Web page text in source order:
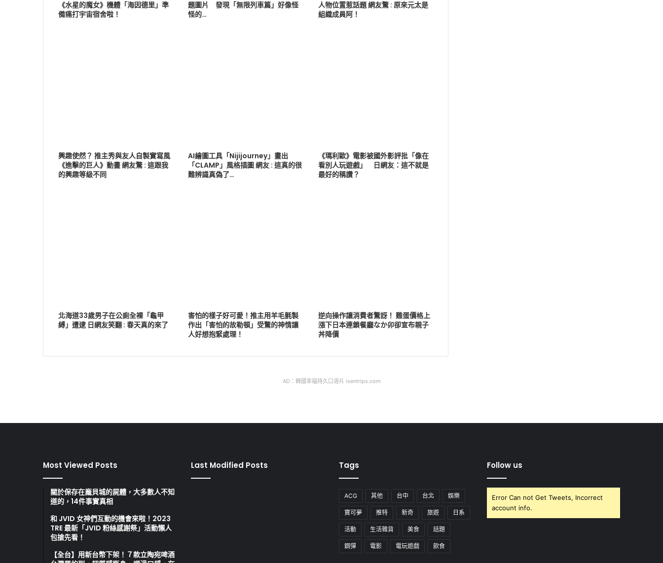
《水星的魔女》機體「海因德里」準
備痛打宇宙宿舍啦！
題圖片 發現「無限列車篇」好像怪
怪的…
人物位置惹話題 網友驚 : 原來元太是
組織成員阿！
興趣使然？ 推主秀與友人自製實寫風
《進擊的巨人》動畫 網友驚 : 這跟我
的興趣等級不同
AI繪圖工具「Nijijourney」畫出
「CLAMP」風格插圖 網友 : 這真的很
難辨識真偽了…
《瑪利歐》電影被國外影評批「像在
看別人玩遊戲」 日網友：這不就是
最好的稱讚？
北海道33歲男子在公廁全裸「龜甲
縛」遭逮 日網友笑翻 : 春天真的來了
害怕的樣子好可愛！推主用羊毛氈製
作出「害怕的故勒頓」受驚的神情讓
人好想抱緊處理！
逆向操作讓消費者驚訝！ 雞蛋價格上
漲下日本連鎖餐廳なか卯卻宣布親子
丼降價
AD：韓國幸福持久口溶片 isentrips.com
Most Viewed Posts
關於保存在龐貝城的屍體，大多數人不知
道的，14件事實真相
和 JVID 女神們互動的機會來啦！2023
TRE 最新「JVID 粉絲感謝祭」活動懶人
包搶先看！
【全台】用新台幣下架！７款立陶宛啤酒
Last Modified Posts Tags
ACG 其他 台中 台北 娛樂
寶可夢 推特 新奇 旅遊 日系
活動 生活雜貨 美食 話題
鋼彈 電影 電玩遊戲 飲食
Follow us
Error Can not Get Tweets, Incorrect
account info.